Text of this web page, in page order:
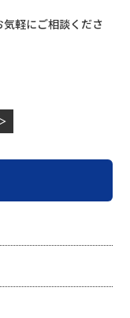
軽にご相談くださ